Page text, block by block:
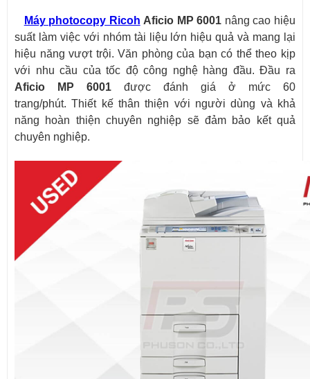
Máy photocopy Ricoh Aficio MP 6001 nâng cao hiệu
suất làm việc với nhóm tài liệu lớn hiệu quả và mang lại
hiệu năng vượt trội. Văn phòng của bạn có thể theo kịp
với nhu cầu của tốc độ công nghệ hàng đầu. Đầu ra
Aficio MP 6001 được đánh giá ở mức 60
trang/phút. Thiết kế thân thiện với người dùng và khả
năng hoàn thiện chuyên nghiệp sẽ đảm bảo kết quả
chuyên nghiệp.